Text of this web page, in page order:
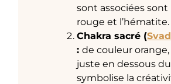
sont associées sont
rouge et l’hématite.
Chakra sacré (
:de couleur
juste en dessous
symbolise la